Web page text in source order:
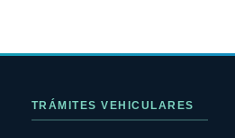
TRÁMITES VEHICULARES